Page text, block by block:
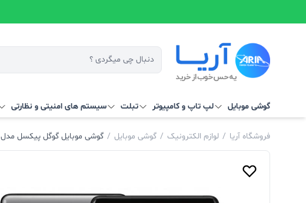
گوشی موبایل لپ تاپ و کامپیوتر تبلت سیستم‌ های امنیتی و نظارتی
فروشگاه آریا / لوازم الکترونیک / گوشی موبایل / گوشی موبایل گوگل پیکسل مدل Google Pixel 6 5G با ظرفیت 128گیگابایت رم 8 گیکابایت